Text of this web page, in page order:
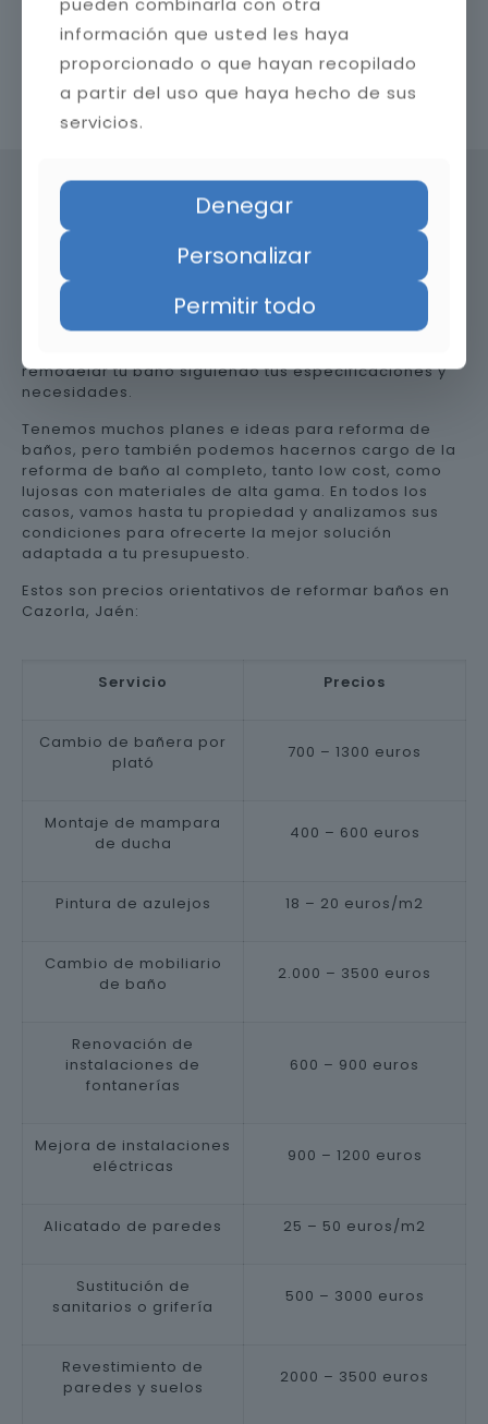
Contacta con nosotros
Precio de reformar el baño en
remodelar tu baño siguiendo tus especificaciones y
necesidades.
Tenemos muchos planes e ideas para reforma de
baños, pero también podemos hacernos cargo de la
reforma de baño al completo, tanto low cost, como
lujosas con materiales de alta gama. En todos los
casos, vamos hasta tu propiedad y analizamos sus
condiciones para ofrecerte la mejor solución
adaptada a tu presupuesto.
Estos son precios orientativos de reformar baños en
Cazorla, Jaén:
Servicio Precios
Cambio de bañera por
plató
700 – 1300 euros
Montaje de mampara
de ducha
400 – 600 euros
Pintura de azulejos 18 – 20 euros/m2
Cambio de mobiliario
de baño
2.000 – 3500 euros
Renovación de
instalaciones de
fontanerías
600 – 900 euros
Mejora de instalaciones
eléctricas
900 – 1200 euros
Alicatado de paredes 25 – 50 euros/m2
Sustitución de
sanitarios o grifería
500 – 3000 euros
Revestimiento de
paredes y suelos
2000 – 3500 euros
información que usted les haya
proporcionado o que hayan recopilado
a partir del uso que haya hecho de sus
servicios.
Denegar
Personalizar
Permitir todo